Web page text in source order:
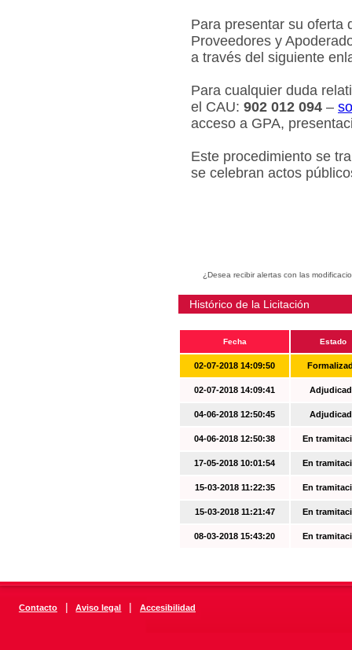
Para presentar su oferta
Proveedores y
a través del siguiente
Para cualquier duda
el CAU: 902 012 094 –
acceso a GPA,
Este procedimiento se
se celebran actos
¿Desea recibir alertas con las
Histórico de la Licitación
Fecha Estado
02-07-2018 14:09:50
02-07-2018 14:09:41
04-06-2018 12:50:45
04-06-2018 12:50:38 En
17-05-2018 10:01:54 En
15-03-2018 11:22:35 En
15-03-2018 11:21:47 En
08-03-2018 15:43:20 En
Contacto | Aviso legal | Accesibilidad